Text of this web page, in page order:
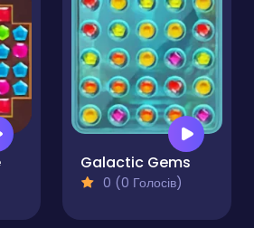
Galactic Gems
0 (0 Голосів)